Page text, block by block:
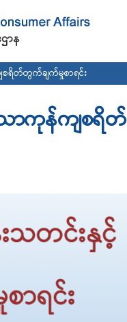
စရိတ်တွက်ချက်မှုစာရင်း
ဿာကုန်ကျစရိတ်